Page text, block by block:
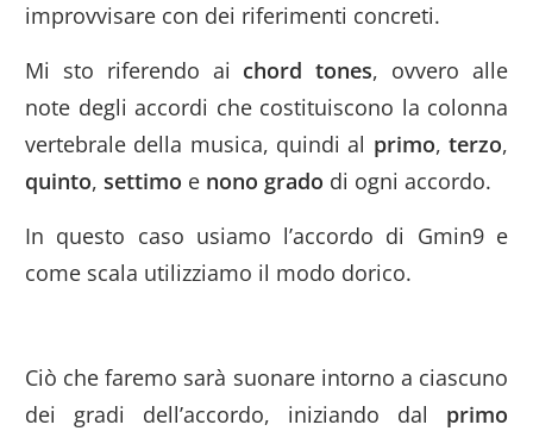
improvvisare con dei riferimenti concreti.
Mi sto riferendo ai chord tones, ovvero alle
note degli accordi che costituiscono la colonna
vertebrale della musica, quindi al primo,terzo,
quinto, settimo e nono grado di ogni accordo.
In questo caso usiamo l’accordo di Gmin9 e
come scala utilizziamo il modo dorico.
Ciò che faremo sarà suonare intorno a ciascuno
dei gradi dell’accordo, iniziando dal primo